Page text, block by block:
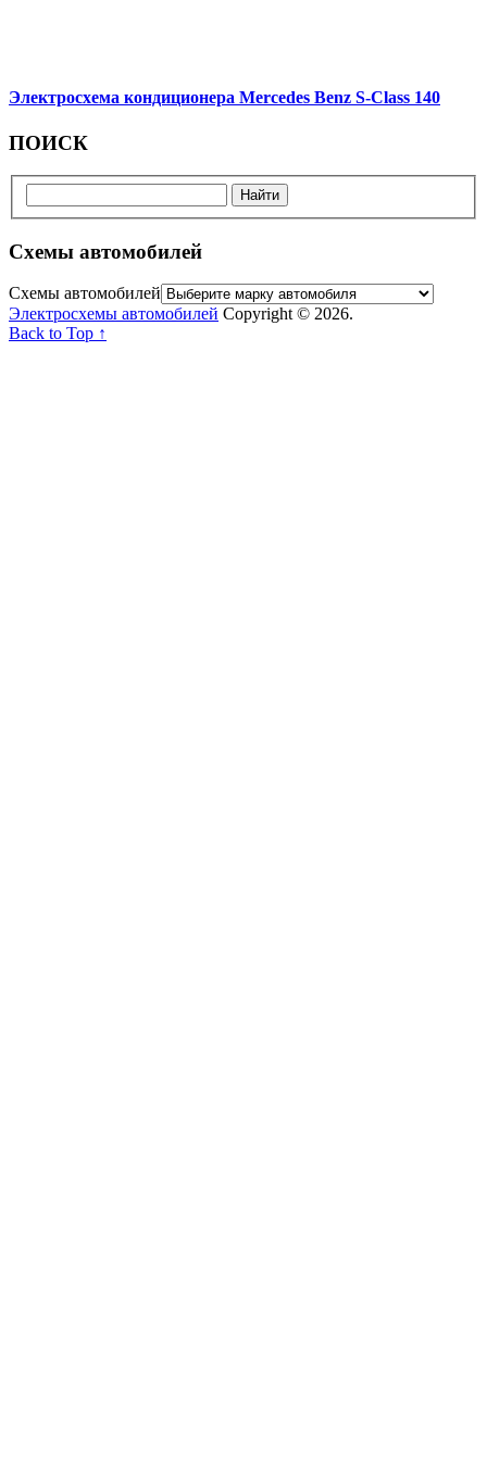
Электросхема кондиционера Mercedes Benz S-Class 140
ПОИСК
Схемы автомобилей
Схемы автомобилей
Электросхемы автомобилей Copyright © 2026.
Back to Top ↑